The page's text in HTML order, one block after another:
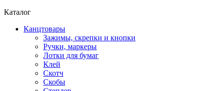
Каталог
Канцтовары
Зажимы, скрепки и кнопки
Ручки, маркеры
Лотки для бумаг
Клей
Скотч
Скобы